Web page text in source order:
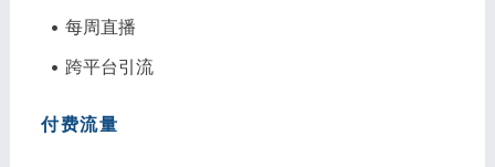
• 每周直播
• 跨平台引流
付费流量